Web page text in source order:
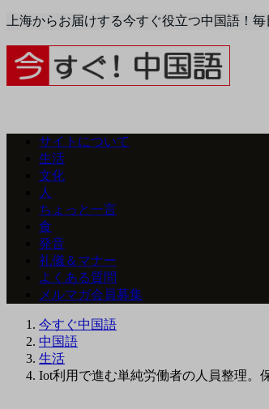
上海からお届けする今すぐ役立つ中国語！
サイトについて
生活
文化
人
ちょっと一言
食
発音
礼儀＆マナー
よくある質問
メルマガ会員募集
今すぐ中国語
中国語
生活
Iot利用で進む単純労働者の人員整理。